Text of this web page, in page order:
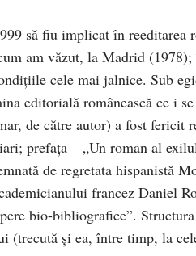
să fiu implicat în reeditarea
am văzut, la Madrid
cele mai jalnice. Sub
editorială românească ce i
de către autor) a fost
prefaţa – „Un roman al
de regretata hispanistă
francez Daniel
bio-bibliografice”.
(trecută şi ea, între timp, la